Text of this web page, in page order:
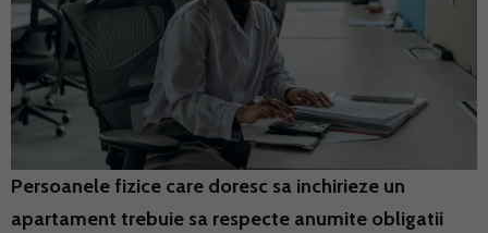
Persoanele fizice care doresc sa inchirieze un
apartament trebuie sa respecte anumite obligatii